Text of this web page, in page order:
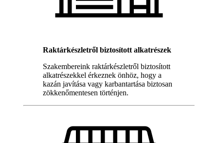
Raktárkészletről biztosított alkatrészek
Szakembereink raktárkészletről biztosított
alkatrészekkel érkeznek önhöz, hogy a
kazán javítása vagy karbantartása biztosan
zökkenőmentesen történjen.